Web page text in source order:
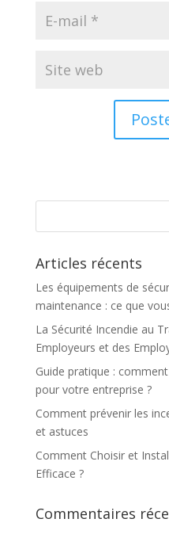
Articles récents
Les équipements de
maintenance : ce que
La Sécurité Incendie au
Employeurs et des
Guide pratique :
pour votre entreprise ?
Comment prévenir les
et astuces
Comment Choisir et
Efficace ?
Commentaires